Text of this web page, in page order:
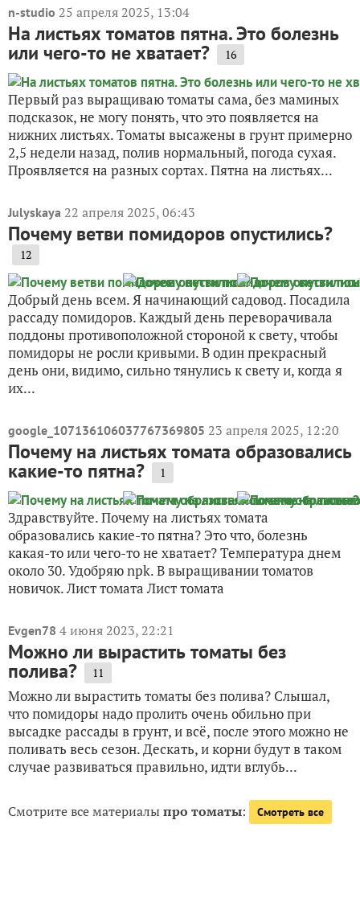
n-studio 25 апреля 2025, 13:04
На листьях томатов пятна. Это болезнь
или чего-то не хватает? 16
Первый раз выращиваю томаты сама, без маминых
подсказок, не могу понять, что это появляется на
нижних листьях. Томаты высажены в грунт примерно
2,5 недели назад, полив нормальный, погода сухая.
Проявляется на разных сортах. Пятна на листьях...
Julyskaya 22 апреля 2025, 06:43
Почему ветви помидоров опустились?
12
Добрый день всем. Я начинающий садовод. Посадила
рассаду помидоров. Каждый день переворачивала
поддоны противоположной стороной к свету, чтобы
помидоры не росли кривыми. В один прекрасный
день они, видимо, сильно тянулись к свету и, когда я
их...
google_107136106037767369805 23 апреля 2025, 12:20
Почему на листьях томата образовались
какие-то пятна? 1
Здравствуйте. Почему на листьях томата
образовались какие-то пятна? Это что, болезнь
какая-то или чего-то не хватает? Температура днем
около 30. Удобряю npk. В выращивании томатов
новичок. Лист томата Лист томата
Evgen78 4 июня 2023, 22:21
Можно ли вырастить томаты без
полива? 11
Можно ли вырастить томаты без полива? Слышал,
что помидоры надо пролить очень обильно при
высадке рассады в грунт, и всё, после этого можно не
поливать весь сезон. Дескать, и корни будут в таком
случае развиваться правильно, идти вглубь...
Смотрите все материалыпро томаты: Смотреть все